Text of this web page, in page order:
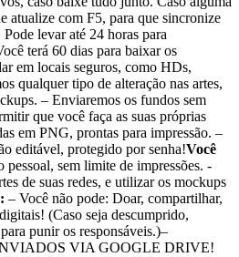
atualize com F5, para que sincronize
levar até 24 horas para
terá 60 dias para baixar os
em locais seguros, como HDs,
qualquer tipo de alteração nas artes,
– Enviaremos os fundos sem
que você faça as suas próprias
em PNG, prontas para impressão. –
editável, protegido por senha!Você
sem limite de impressões. -
de suas redes, e utilizar os mockups
– Você não pode: Doar, compartilhar,
(Caso seja descumprido,
punir os responsáveis.)–
VIA GOOGLE DRIVE!